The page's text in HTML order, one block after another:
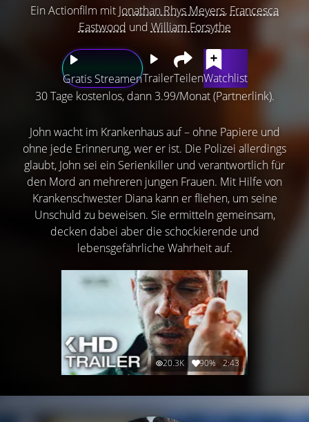
Ein Actionfilm mit Jonathan Rhys Meyers, Francesca
Eastwood und William Forsythe
Gratis StreamenTrailerTeilenWatchlist
30 Tage kostenlos, dann 3.99/Monat (Partnerlink).
John wacht im Krankenhaus auf – ohne Papiere und
ohne jede Erinnerung, wer er ist. Die Polizei allerdings
glaubt, John sei ein Serienkiller und verantwortlich für
den Mord an mehreren jungen Frauen. Mit Hilfe von
Krankenschwester Diana kann er fliehen, um seine
Unschuld zu beweisen. Sie ermitteln gemeinsam,
decken dabei aber die schockierende und
lebensgefährliche Wahrheit auf.
20.3K 90% 2:43